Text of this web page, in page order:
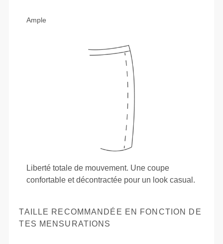
Ample
Liberté totale de mouvement. Une coupe
confortable et décontractée pour un look casual.
TAILLE RECOMMANDÉE EN FONCTION DE
TES MENSURATIONS